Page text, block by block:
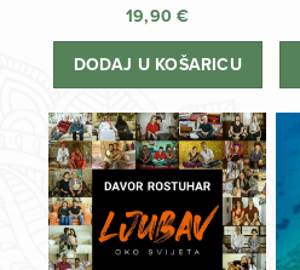
19,90€
DODAJ U KOŠARICU